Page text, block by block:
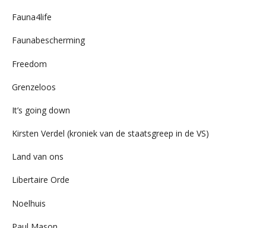
Fauna4life
Faunabescherming
Freedom
Grenzeloos
It’s going down
Kirsten Verdel (kroniek van de staatsgreep in de VS)
Land van ons
Libertaire Orde
Noelhuis